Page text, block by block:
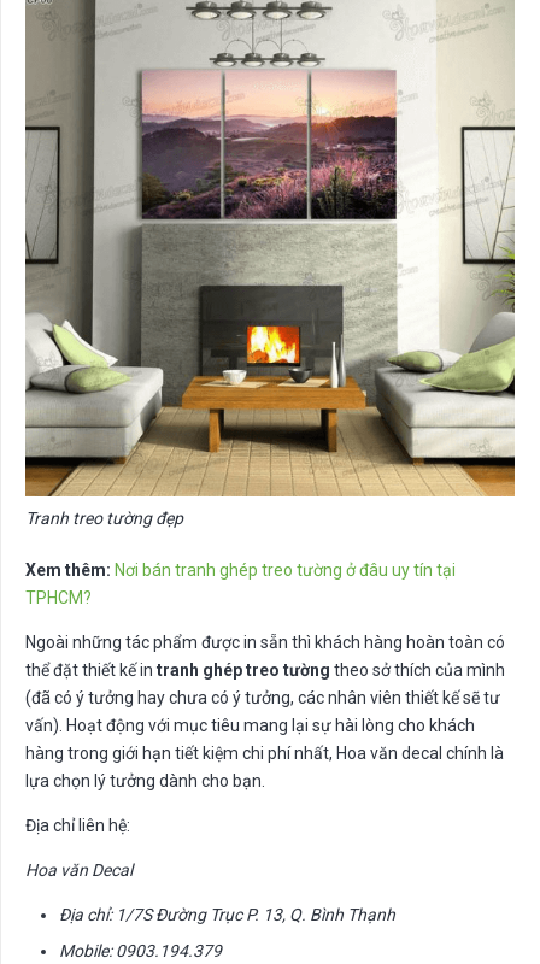
Tranh treo tường đẹp
Xem thêm: Nơi bán tranh ghép treo tường ở đâu uy tín tại
TPHCM?
Ngoài những tác phẩm được in sẵn thì khách hàng hoàn toàn có
thể đặt thiết kế in tranh ghép treo tường theo sở thích của mình
(đã có ý tưởng hay chưa có ý tưởng, các nhân viên thiết kế sẽ tư
vấn). Hoạt động với mục tiêu mang lại sự hài lòng cho khách
hàng trong giới hạn tiết kiệm chi phí nhất, Hoa văn decal chính là
lựa chọn lý tưởng dành cho bạn.
Địa chỉ liên hệ:
Hoa văn Decal
Địa chỉ: 1/7S Đường Trục P. 13, Q. Bình Thạnh
Mobile: 0903.194.379